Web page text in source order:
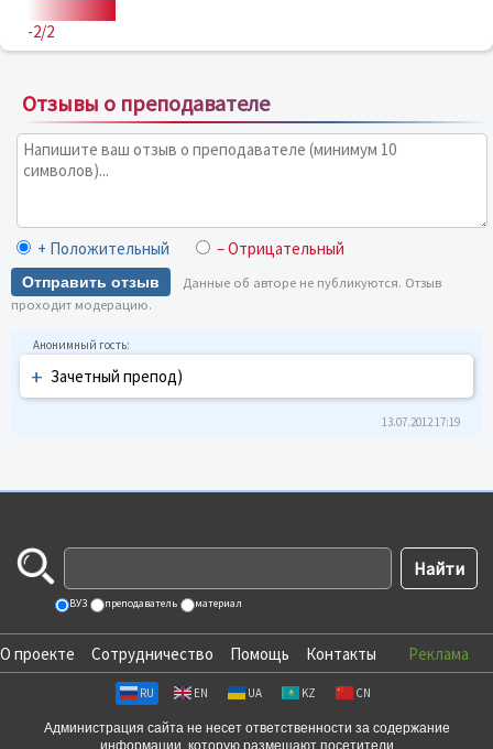
-2/2
Отзывы о преподавателе
+ Положительный – Отрицательный
Отправить отзыв
Данные об авторе не публикуются. Отзыв
проходит модерацию.
+ Зачетный препод)
13.07.2012 17:19
ВУЗ преподаватель материал
О проекте Сотрудничество Помощь Контакты Реклама
RU EN UA KZ CN
Администрация сайта не несет ответственности за содержание